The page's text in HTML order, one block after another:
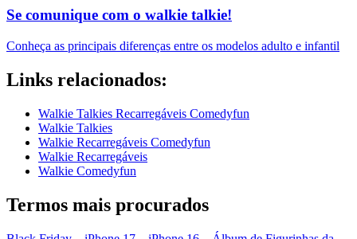
Se comunique com o walkie talkie!
Conheça as principais diferenças entre os modelos adulto e infantil
Links relacionados:
Walkie Talkies Recarregáveis Comedyfun
Walkie Talkies
Walkie Recarregáveis Comedyfun
Walkie Recarregáveis
Walkie Comedyfun
Termos mais procurados